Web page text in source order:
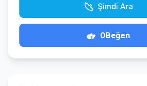
Şimdi Ara
0Beğen